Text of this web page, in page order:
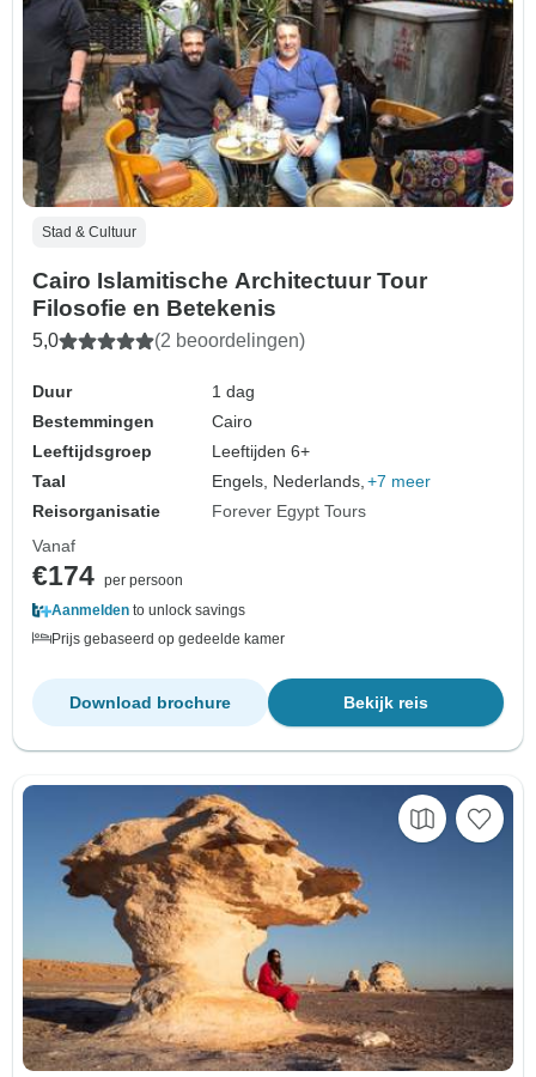
Stad & Cultuur
Cairo Islamitische Architectuur Tour
Filosofie en Betekenis
5,0 (2 beoordelingen)
Duur
1 dag
Bestemmingen
Cairo
Leeftijdsgroep
Leeftijden 6+
Taal
Engels, Nederlands, +7 meer
Reisorganisatie
Forever Egypt Tours
Vanaf
€174 per persoon
Aanmelden to unlock savings
Prijs gebaseerd op gedeelde kamer
Bekijk reis
Download brochure